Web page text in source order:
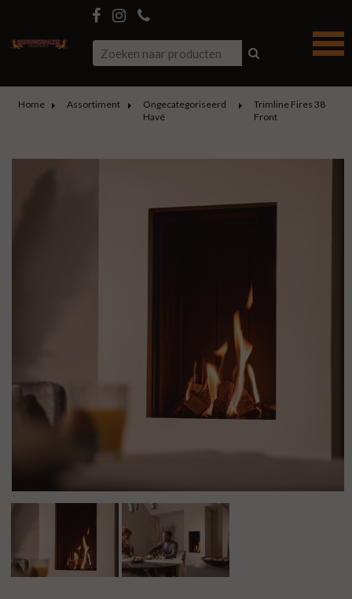
Home Assortiment
Ongecategoriseerd
Havé
Trimline Fires 38
Front